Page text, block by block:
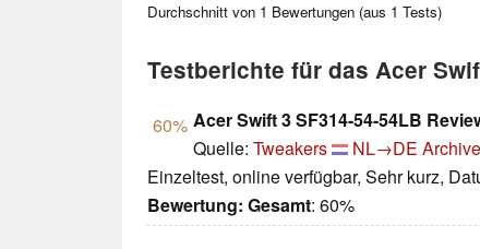
Durchschnitt von 1 Bewertungen (aus 1 Tests)
Testberichte für das Acer
60% Acer Swift 3 SF314-54-54LB
Quelle: Tweakers NL→DE
Einzeltest, online verfügbar, Sehr kurz,
Bewertung: Gesamt: 60%